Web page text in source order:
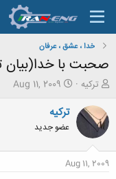
خدا ، عشق ، عرفان
صحبت با خدا(بیان
ش
و
ع
ک
ترکیه
ت
ر
خ
Aug 11, 2009
ترکیه
عضو جدید
Aug 11, 2009